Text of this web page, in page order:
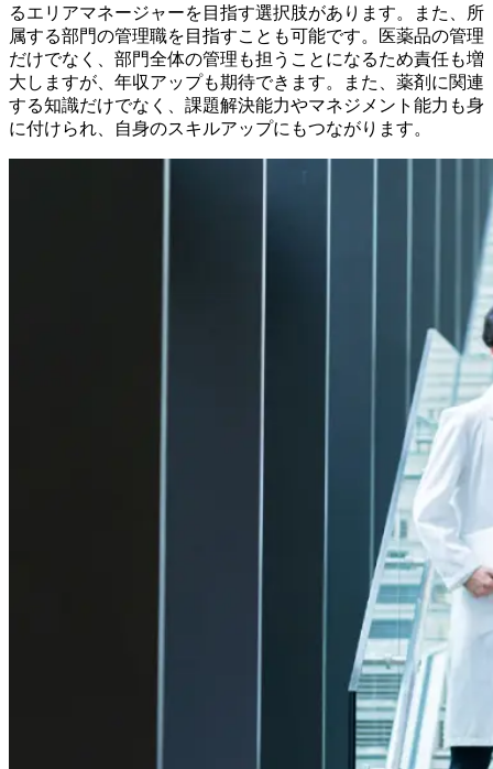
るエリアマネージャーを目指す選択肢があります。また、所
属する部門の管理職を目指すことも可能です。医薬品の管理
だけでなく、部門全体の管理も担うことになるため責任も増
大しますが、年収アップも期待できます。また、薬剤に関連
する知識だけでなく、課題解決能力やマネジメント能力も身
に付けられ、自身のスキルアップにもつながります。